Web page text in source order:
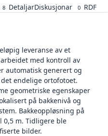
8 DetaljarDiskusjonar 0 RDF
leveranse av et
med kontroll av
automatisk generert og
endelige ortofotoet.
geometriske egenskaper
på bakkenivå og
Bakkeoppløsning på
0,5 m. Tidligere ble
bilder.